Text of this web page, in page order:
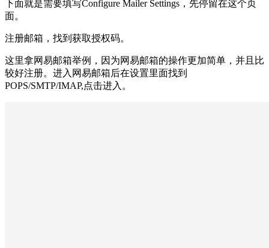
下面就是需要填写Configure Mailer Settings，先停留在这个页
面。
注册邮箱，找到获取授权码。
这里拿网易邮箱举例，因为网易邮箱的操作更加简单，并且比
较好注册。进入网易邮箱后在设置里面找到
POPS/SMTP/IMAP,点击进入。